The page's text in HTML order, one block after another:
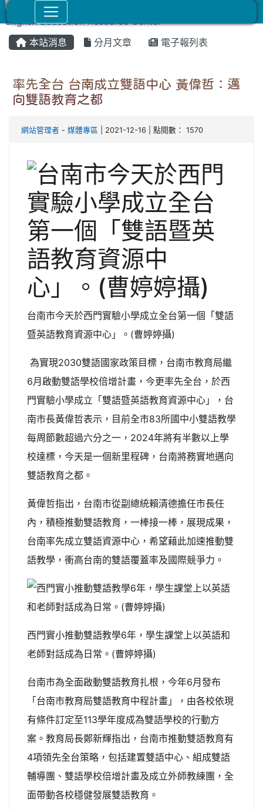
本站消息 分月文章 電子報列表
率先全台 台南成立雙語中心 黃偉哲：邁
向雙語教育之都
網站管理者 - 媒體專區 | 2021-12-16 | 點閱數： 1570
台南市今天於西門實驗小學成立全台第一個「雙語
暨英語教育資源中心」。(曹婷婷攝)
為實現2030雙語國家政策目標，台南市教育局繼
6月啟動雙語學校倍增計畫，今更率先全台，於西
門實驗小學成立「雙語暨英語教育資源中心」，台
南市長黃偉哲表示，目前全市83所國中小雙語教學
每周節數超過六分之一，2024年將有半數以上學
校達標，今天是一個新里程碑，台南將務實地邁向
雙語教育之都。
黃偉哲指出，台南市從副總統賴清德擔任市長任
內，積極推動雙語教育，一棒接一棒，展現成果，
台南率先成立雙語資源中心，希望藉此加速推動雙
語教學，衝高台南的雙語覆蓋率及國際競爭力。
西門實小推動雙語教學6年，學生課堂上以英語和
老師對話成為日常。(曹婷婷攝)
台南市為全面啟動雙語教育扎根，今年6月發布
「台南市教育局雙語教育中程計畫」，由各校依現
有條件訂定至113學年度成為雙語學校的行動方
案。教育局長鄭新輝指出，台南市推動雙語教育有
4項領先全台策略，包括建置雙語中心、組成雙語
輔導團、雙語學校倍增計畫及成立外師教練團，全
面帶動各校穩健發展雙語教育。